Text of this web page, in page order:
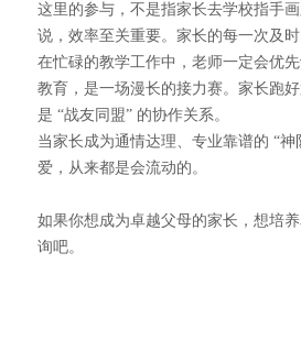
这里的参与，不是指家长去学校指手
说，效率至关重要。家长的每一次及
在忙碌的教学工作中，老师一定会优
教育，是一场漫长的接力赛。家长跑
是 “战友同盟” 的协作关系。
当家长成为通情达理、专业靠谱的 “
爱，从来都是会流动的。
如果你想成为卓越父母的家长，想培
询吧。